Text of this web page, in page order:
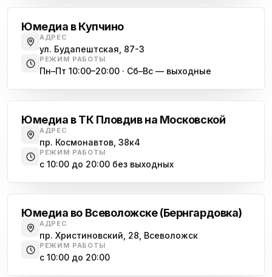
Юмедиа в Купчино
АДРЕС
ул. Будапештская, 87-3
РЕЖИМ РАБОТЫ
Пн–Пт 10:00–20:00 · Сб–Вс — выходные
Юмедиа в ТК Пловдив на Московской
АДРЕС
пр. Космонавтов, 38к4
РЕЖИМ РАБОТЫ
с 10:00 до 20:00 без выходных
Юмедиа во Всеволожске (Бернгардовка)
АДРЕС
пр. Христиновский, 28, Всеволожск
РЕЖИМ РАБОТЫ
с 10:00 до 20:00